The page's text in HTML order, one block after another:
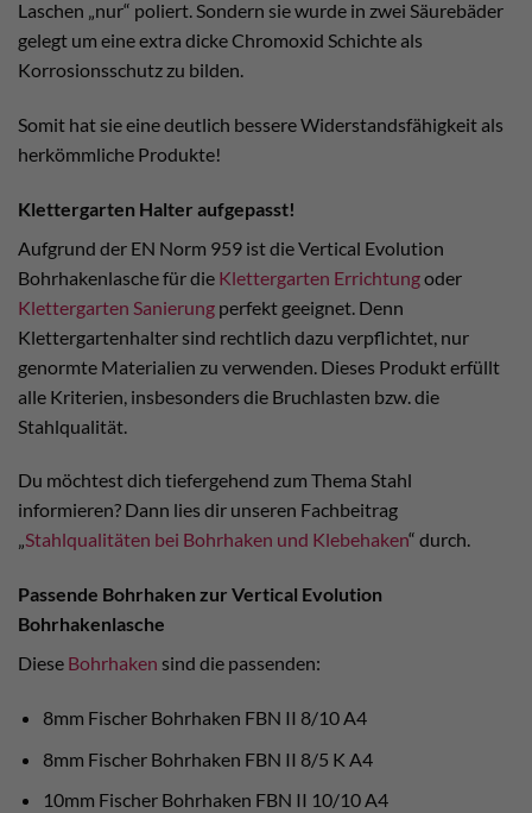
Laschen „nur“ poliert. Sondern sie wurde in zwei Säurebäder
gelegt um eine extra dicke Chromoxid Schichte als
Korrosionsschutz zu bilden.
Somit hat sie eine deutlich bessere Widerstandsfähigkeit als
herkömmliche Produkte!
Klettergarten Halter aufgepasst!
Aufgrund der EN Norm 959 ist die Vertical Evolution
Bohrhakenlasche für die Klettergarten Errichtungoder
Klettergarten Sanierung perfekt geeignet. Denn
Klettergartenhalter sind rechtlich dazu verpflichtet, nur
genormte Materialien zu verwenden. Dieses Produkt erfüllt
alle Kriterien, insbesonders die Bruchlasten bzw. die
Stahlqualität.
Du möchtest dich tiefergehend zum Thema Stahl
informieren? Dann lies dir unseren Fachbeitrag
„Stahlqualitäten bei Bohrhaken und Klebehaken“ durch.
Passende Bohrhaken zur Vertical Evolution
Bohrhakenlasche
Diese Bohrhaken sind die passenden:
8mm Fischer Bohrhaken FBN II 8/10 A4
8mm Fischer Bohrhaken FBN II 8/5 K A4
10mm Fischer Bohrhaken FBN II 10/10 A4